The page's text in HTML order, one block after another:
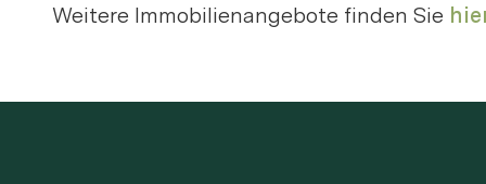
Weitere Immobilienangebote finden Sie